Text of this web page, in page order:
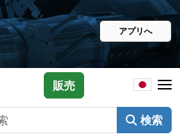
アプリへ
検索
販売